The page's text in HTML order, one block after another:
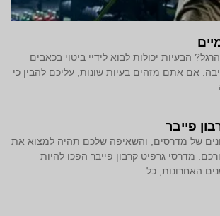
הבעיות יכולות לבוא לידיי ביטוי בכאבים
אם אתם מזהים בעיות שונות, עליכם להבין כי
פייבר
של מדרסים, והשאיפה שלכם תהיה למצוא את
מדרסי גרפיט קרבון פייבר הפכו להיות
האחרונות, כל